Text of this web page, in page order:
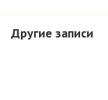
Другие записи